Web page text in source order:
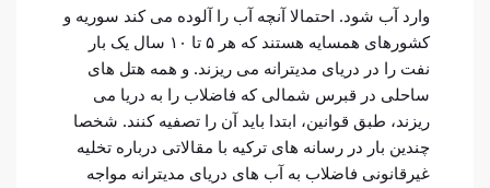
وارد آب شود. احتمالا آنچه آب را آلوده می کند سوریه و
کشورهای همسایه هستند که هر ۵ تا ۱۰ سال یک بار
نفت را در دریای مدیترانه می ریزند. و همه هتل های
ساحلی در قبرس شمالی که فاضلاب را به دریا می
ریزند، طبق قوانین، ابتدا باید آن را تصفیه کنند. شخصا
چندین بار در رسانه های ترکیه با مقالاتی درباره تخلیه
غیرقانونی فاضلاب به آب های دریای مدیترانه مواجه